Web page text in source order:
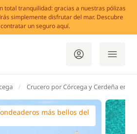
total tranquilidad: gracias a nuestras pólizas
simplemente disfrutar del mar. Descubre
un seguro aquí.
Crucero por Córcega y Cerdeña en
más bellos del